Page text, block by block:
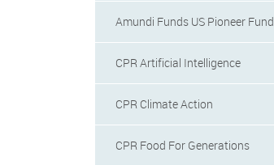
Amundi Funds US Pioneer Fund
CPR Artificial Intelligence
CPR Climate Action
CPR Food For Generations